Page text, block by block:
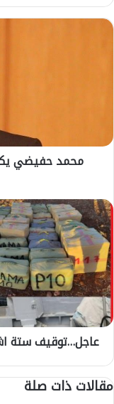
م
ي
ب
ح
ذ
ر
و
ط
ا
محمد حفيضي
ع
ا
ج
ل
…
ت
و
ق
ي
س
ة
عاجل…توقيف ستة
مقالات ذات صلة